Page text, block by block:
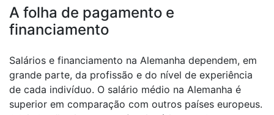
A folha de pagamento e
financiamento
Salários e financiamento na Alemanha dependem, em
grande parte, da profissão e do nível de experiência
de cada indivíduo. O salário médio na Alemanha é
superior em comparação com outros países europeus.